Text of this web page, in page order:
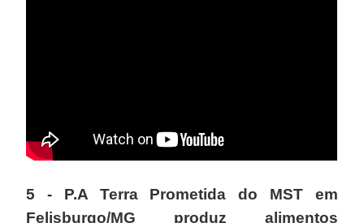
5 - P.A Terra Prometida do MST em
Felisburgo/MG produz alimentos